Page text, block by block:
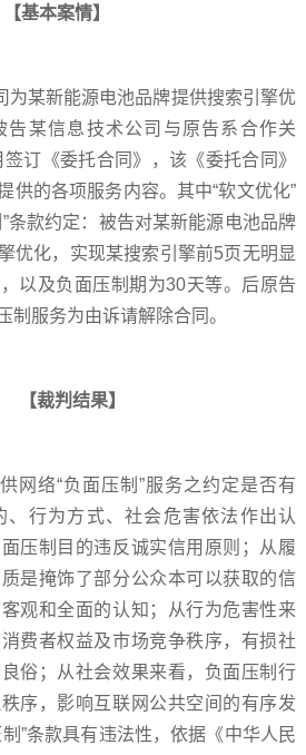
【基本案情】
为某新能源电池品牌提供搜索引擎优
告某信息技术公司与原告系合作关
订《委托合同》，该《委托合同》
供的各项服务内容。其中“软文优化”
条款约定：被告对某新能源电池品牌
优化，实现某搜索引擎前5页无明显
以及负面压制期为30天等。后原告
制服务为由诉请解除合同。
【裁判结果】
网络“负面压制”服务之约定是否有
、行为方式、社会危害依法作出认
压制目的违反诚实信用原则；从履
是掩饰了部分公众本可以获取的信
观和全面的认知；从行为危害性来
费者权益及市场竞争秩序，有损社
俗；从社会效果来看，负面压制行
序，影响互联网公共空间的有序发
”条款具有违法性，依据《中华人民